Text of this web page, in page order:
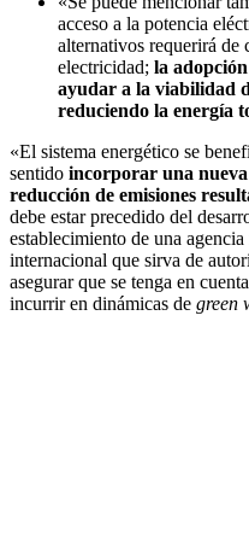
acceso a la potencia
alternativos requerirá de
electricidad; la
ayudar a la viabilidad
reduciendo la energía
«El sistema energético se
sentido incorporar una
reducción de emisiones
debe estar precedido del
establecimiento de una
internacional que sirva de
asegurar que se tenga en
incurrir en dinámicas de green